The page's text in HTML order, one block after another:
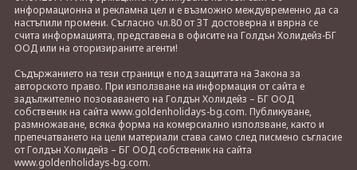
информационна и рекламна цел и е възможно междувременно да са
настъпили промени. Съгласно чл.80 от ЗТ достоверна и вярна се
счита информацията, представена в офисите на Голдън Холидейз-БГ
ООД или на оторизираните агенти!
Съдържанието на тези страници е под защитата на Закона за
авторското право. При използване на информация от сайта е
задължително позоваването на Голдън Холидейз – БГ ООД
собственик на сайта www.goldenholidays-bg.com. Публикуване,
размножаване, всяка форма на комерсиално използване, както и
препечатването на цели материали става само след писмено съгласие
от Голдън Холидейз – БГ ООД собственик на сайта
www.goldenholidays-bg.com.